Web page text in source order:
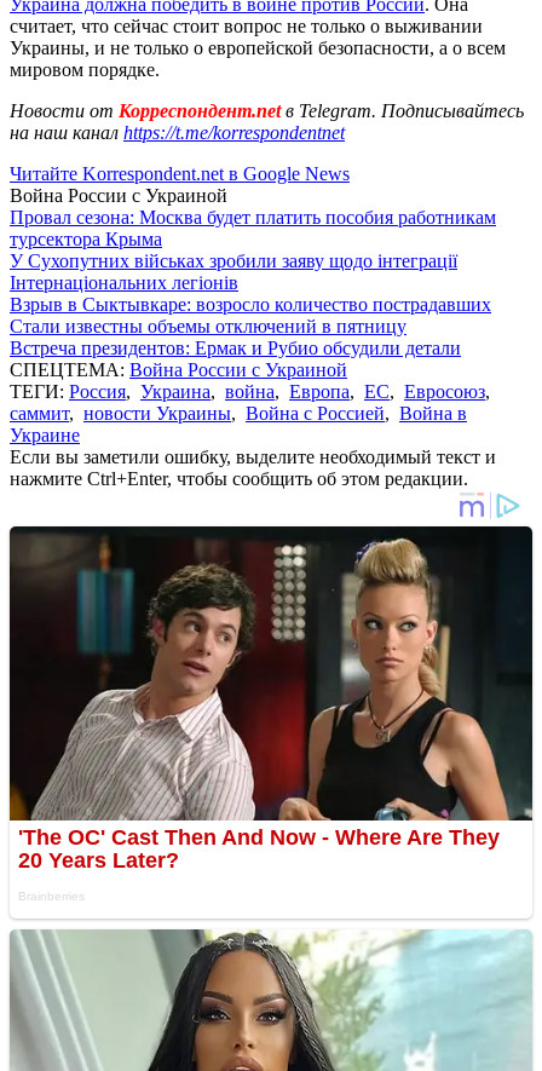
считает, что сейчас стоит вопрос не только о выживании
Украины, и не только о европейской безопасности, а о всем
мировом порядке.
Новости от Корреспондент.netв Telegram. Подписывайтесь
на наш канал https://t.me/korrespondentnet
Читайте Korrespondent.net в Google News
Война России с Украиной
Провал сезона: Москва будет платить пособия работникам
турсектора Крыма
У Сухопутних військах зробили заяву щодо інтеграції
Інтернаціональних легіонів
Взрыв в Сыктывкаре: возросло количество пострадавших
Стали известны объемы отключений в пятницу
Встреча президентов: Ермак и Рубио обсудили детали
СПЕЦТЕМА: Война России с Украиной
ТЕГИ: Россия, Украина, война, Европа, ЕС, Евросоюз,
саммит, новости Украины, Война с Россией, Война в
Украине
Если вы заметили ошибку, выделите необходимый текст и
нажмите Ctrl+Enter, чтобы сообщить об этом редакции.